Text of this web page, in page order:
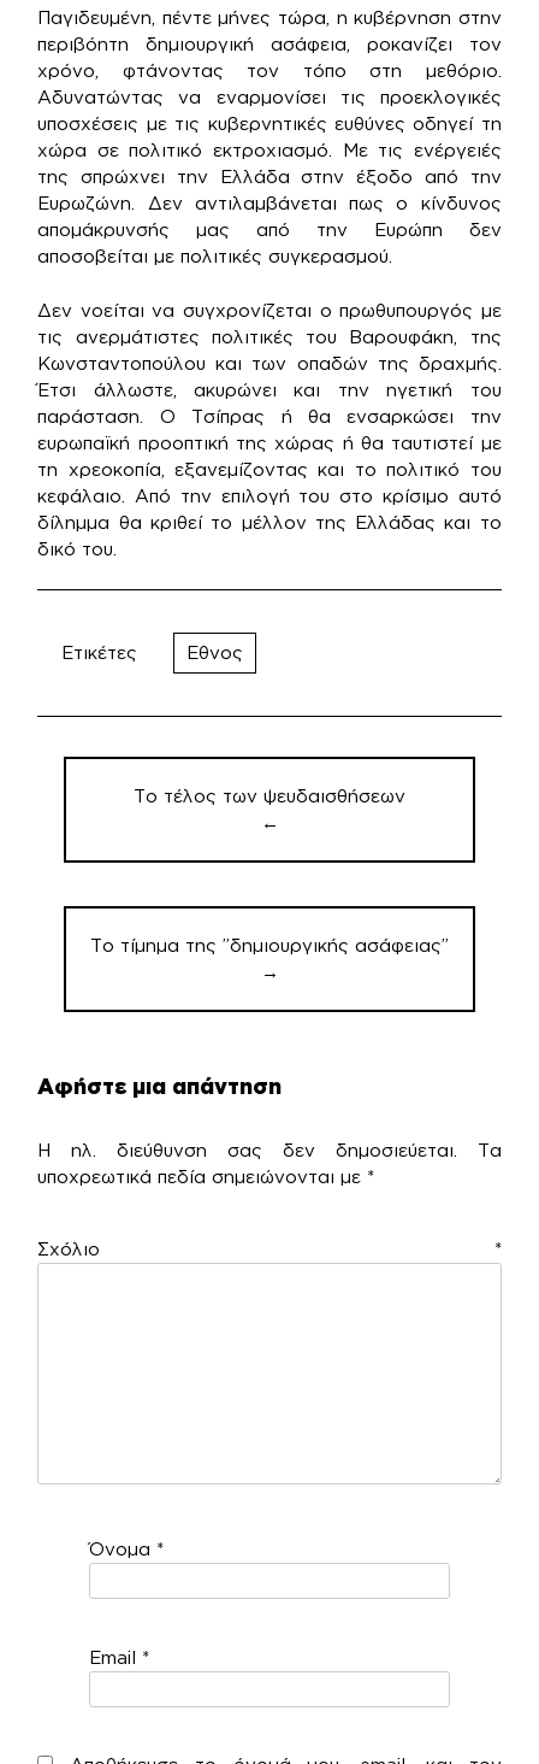
Παγιδευμένη, πέντε μήνες τώρα, η κυβέρνηση στην
περιβόητη δημιουργική ασάφεια, ροκανίζει τον
χρόνο, φτάνοντας τον τόπο στη μεθόριο.
Αδυνατώντας να εναρμονίσει τις προεκλογικές
υποσχέσεις με τις κυβερνητικές ευθύνες οδηγεί τη
χώρα σε πολιτικό εκτροχιασμό. Με τις ενέργειές
της σπρώχνει την Ελλάδα στην έξοδο από την
Ευρωζώνη. Δεν αντιλαμβάνεται πως ο κίνδυνος
απομάκρυνσής μας από την Ευρώπη δεν
αποσοβείται με πολιτικές συγκερασμού.
Δεν νοείται να συγχρονίζεται ο πρωθυπουργός με
τις ανερμάτιστες πολιτικές του Βαρουφάκη, της
Κωνσταντοπούλου και των οπαδών της δραχμής.
Έτσι άλλωστε, ακυρώνει και την ηγετική του
παράσταση. Ο Τσίπρας ή θα ενσαρκώσει την
ευρωπαϊκή προοπτική της χώρας ή θα ταυτιστεί με
τη χρεοκοπία, εξανεμίζοντας και το πολιτικό του
κεφάλαιο. Από την επιλογή του στο κρίσιμο αυτό
δίλημμα θα κριθεί το μέλλον της Ελλάδας και το
δικό του.
Ετικέτες Εθνος
Πλοήγηση
άρθρωνΤο τέλος των ψευδαισθήσεων
←
Το τίμημα της ”δημιουργικής ασάφειας”
→
Αφήστε μια απάντηση
Η ηλ. διεύθυνση σας δεν δημοσιεύεται.
Τα
υποχρεωτικά πεδία σημειώνονται με *
Σχόλιο *
Όνομα *
Email *